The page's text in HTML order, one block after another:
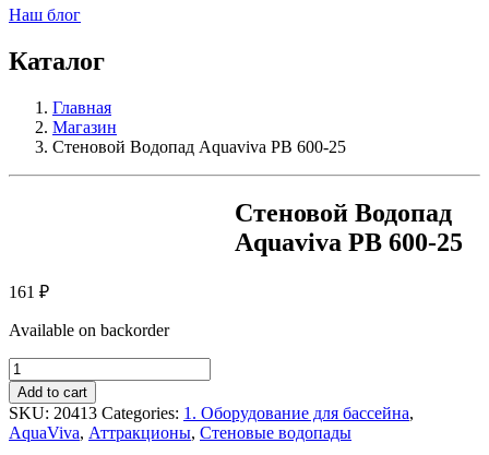
Наш блог
Каталог
Главная
Магазин
Стеновой Водопад Aquaviva PB 600-25
Стеновой Водопад
Aquaviva PB 600-25
161 ₽
Available on backorder
Стеновой
Водопад
Aquaviva
PB
600-
Add to cart
SKU: 20413 Categories: 1. Оборудование для бассейна,
AquaViva, Аттракционы, Стеновые водопады